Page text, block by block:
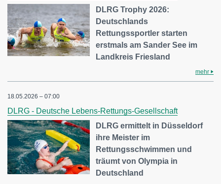
DLRG Trophy 2026:
Deutschlands
Rettungssportler starten
erstmals am Sander See im
Landkreis Friesland
mehr
18.05.2026 – 07:00
DLRG - Deutsche Lebens-Rettungs-Gesellschaft
DLRG ermittelt in Düsseldorf
ihre Meister im
Rettungsschwimmen und
träumt von Olympia in
Deutschland